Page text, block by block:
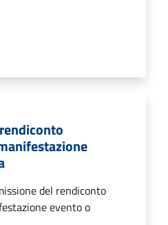
del rendiconto
evento o